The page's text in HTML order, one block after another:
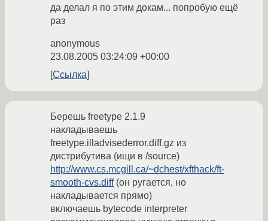
да делал я по этим докам... попробую ещё
раз
anonymous
23.08.2005 03:24:09 +00:00
Ссылка
Берешь freetype 2.1.9
накладываешь
freetype.illadvisederror.diff.gz из
дистрибутива (ищи в /source)
http://www.cs.mcgill.ca/~dchest/xfthack/ft-
smooth-cvs.diff(он ругается, но
накладывается прямо)
включаешь bytecode interpreter